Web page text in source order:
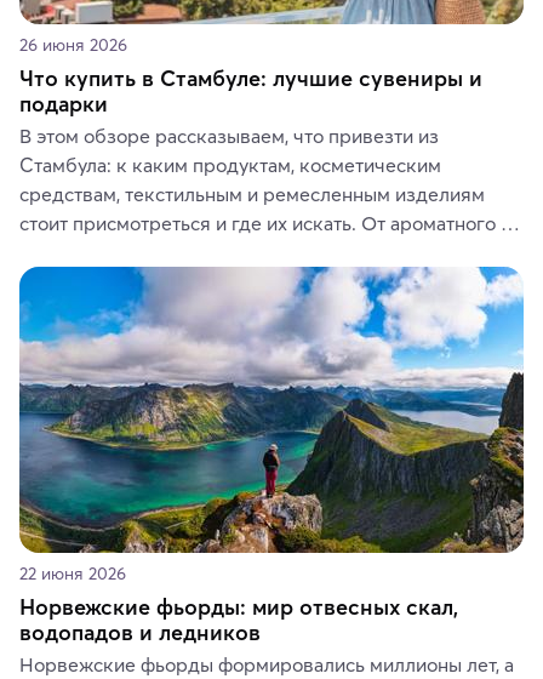
26 июня 2026
Что купить в Стамбуле: лучшие сувениры и
подарки
В этом обзоре рассказываем, что привезти из
Стамбула: к каким продуктам, косметическим
средствам, текстильным и ремесленным изделиям
стоит присмотреться и где их искать. От ароматного
керамики и изделий из кожи на турецких рынках и в
аутентичных лавках — в подарок близким или себе на
память о путешествии.
22 июня 2026
Норвежские фьорды: мир отвесных скал,
водопадов и ледников
Норвежские фьорды формировались миллионы лет, а